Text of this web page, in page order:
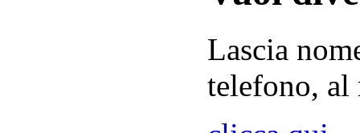
Lascia
telefono, al